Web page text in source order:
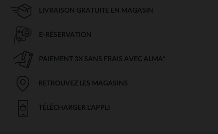
LIVRAISON GRATUITE EN MAGASIN
E-RÉSERVATION
PAIEMENT 3X SANS FRAIS AVEC ALMA*
RETROUVEZ LES MAGASINS
TÉLÉCHARGER L'APPLI